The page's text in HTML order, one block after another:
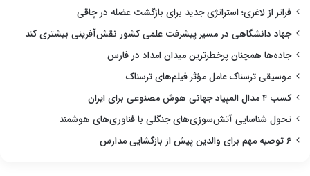
فراتر از لاغری؛ استراتژی جدید برای بازگشت عضله در چاقی
جهاد دانشگاهی در مسیر پیشرفت علمی کشور نقش‌آفرینی بیشتری کند
جاده‌ها همچنان پرخطرترین میدان امداد در فارس
موسیقی ترسناک عامل مؤثر فیلم‌های ترسناک
کسب ۴ مدال المپیاد جهانی هوش مصنوعی برای ایران
تحول شناسایی آتش‌سوزی‌های جنگلی با فناوری‌های هوشمند
۶ توصیه مهم برای والدین پیش از بازگشایی مدارس